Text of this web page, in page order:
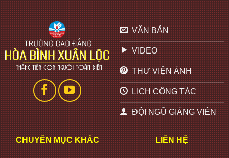
VĂN BẢN
VIDEO
THƯ VIỆN ẢNH
LỊCH CÔNG TÁC
ĐỘI NGŨ GIẢNG VIÊN
CHUYÊN MỤC KHÁC LIÊN HỆ